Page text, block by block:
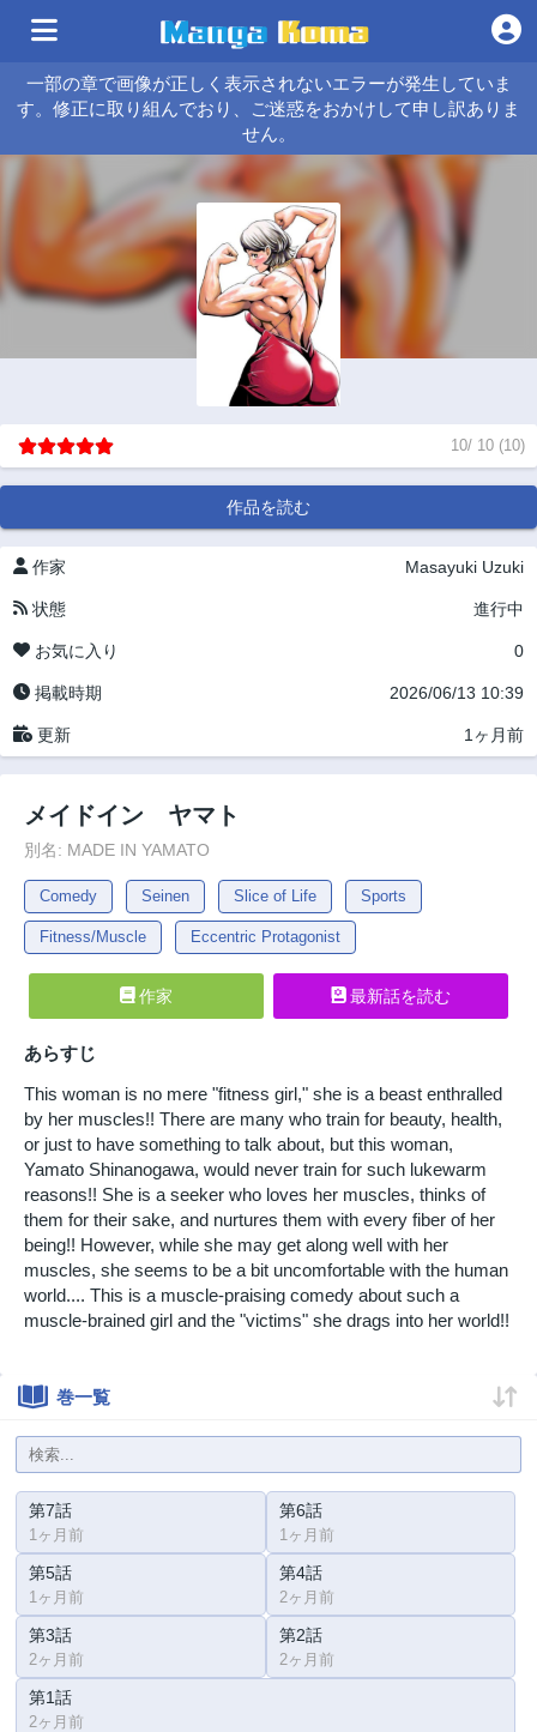
一部の章で画像が正しく表示されないエラーが発生していま
す。修正に取り組んでおり、ご迷惑をおかけして申し訳ありま
せん。
10/ 10 (10)
作品を読む
作家 Masayuki Uzuki
状態 進行中
お気に入り 0
掲載時期 2026/06/13 10:39
更新 1ヶ月前
メイドイン ヤマト
別名: MADE IN YAMATO
Comedy Seinen Slice of Life Sports
Fitness/Muscle Eccentric Protagonist
作家 最新話を読む
あらすじ
This woman is no mere "fitness girl," she is a beast enthralled
by her muscles!! There are many who train for beauty, health,
or just to have something to talk about, but this woman,
Yamato Shinanogawa, would never train for such lukewarm
reasons!! She is a seeker who loves her muscles, thinks of
them for their sake, and nurtures them with every fiber of her
being!! However, while she may get along well with her
muscles, she seems to be a bit uncomfortable with the human
world.... This is a muscle-praising comedy about such a
muscle-brained girl and the "victims" she drags into her world!!
巻一覧
第7話
1ヶ月前
第6話
1ヶ月前
第5話
1ヶ月前
第4話
2ヶ月前
第3話
2ヶ月前
第2話
2ヶ月前
第1話
2ヶ月前